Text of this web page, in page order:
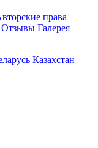
права
Отзывы Галерея
Казахстан